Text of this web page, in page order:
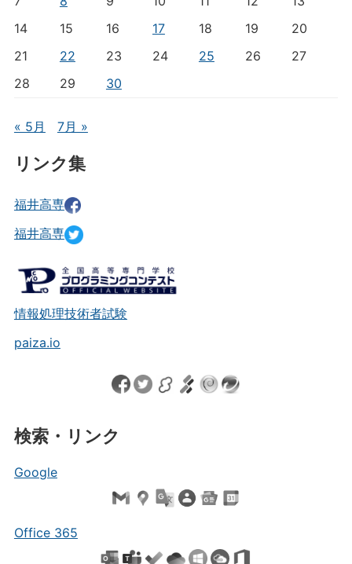
14
15 16 17 18 19
20
21
22 23 24 25 26
27
28
29 30
« 5月 7月 »
リンク集
福井高専
福井高専
情報処理技術者試験
paiza.io
検索・リンク
Google
Office 365